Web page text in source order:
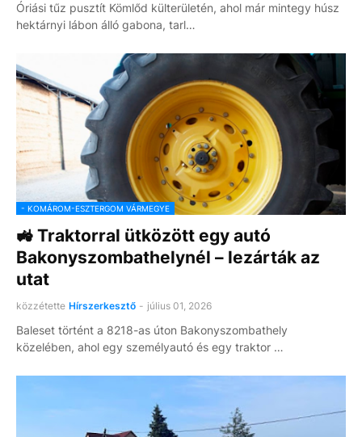
Óriási tűz pusztít Kömlőd külterületén, ahol már mintegy húsz
hektárnyi lábon álló gabona, tarl…
- KOMÁROM-ESZTERGOM VÁRMEGYE
🚜 Traktorral ütközött egy autó
Bakonyszombathelynél – lezárták az
utat
közzétette Hírszerkesztő - július 01, 2026
Baleset történt a 8218-as úton Bakonyszombathely
közelében, ahol egy személyautó és egy traktor …